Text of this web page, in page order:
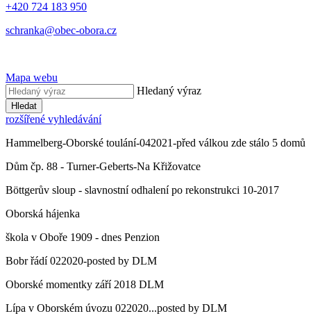
+420 724 183 950
schranka@obec-obora.cz
Mapa webu
Hledaný výraz
Hledat
rozšířené vyhledávání
Hammelberg-Oborské toulání-042021-před válkou zde stálo 5 domů
Dům čp. 88 - Turner-Geberts-Na Křižovatce
Böttgerův sloup - slavnostní odhalení po rekonstrukci 10-2017
Oborská hájenka
škola v Oboře 1909 - dnes Penzion
Bobr řádí 022020-posted by DLM
Oborské momentky září 2018 DLM
Lípa v Oborském úvozu 022020...posted by DLM